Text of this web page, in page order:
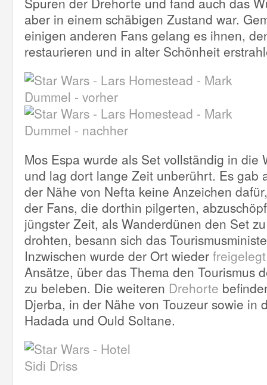
aber in einem schäbigen Zustand war.
einigen anderen Fans gelang es ihnen,
restaurieren und in alter Schönheit
Mos Espa wurde als Set vollständig in die
und lag dort lange Zeit unberührt. Es gab
der Nähe von Nefta keine Anzeichen
der Fans, die dorthin pilgerten,
jüngster Zeit, als Wanderdünen den Set
drohten, besann sich das
Inzwischen wurde der Ort wieder freigelegt
Ansätze, über das Thema den Tourismus
zu beleben. Die weiteren Drehorte
Djerba, in der Nähe von Touzeur sowie in
Hadada und Ould Soltane.